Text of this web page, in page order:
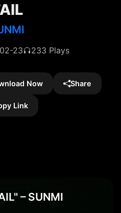
23 233 Plays
Now Share
Link
– SUNMI